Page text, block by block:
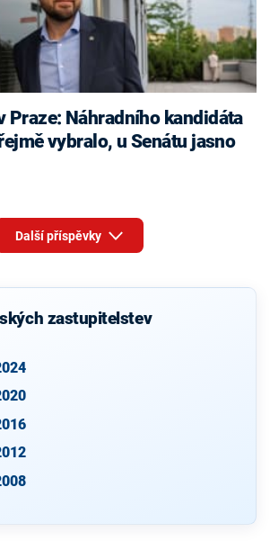
Praze: Náhradního kandidáta
vybralo, u Senátu jasno
Další příspěvky
zastupitelstev